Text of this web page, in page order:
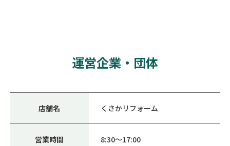
運営企業・団体
店舗名 くさかリフォーム
営業時間 8:30～17:00